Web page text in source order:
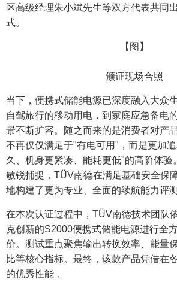
区高级经理朱小斌先生等双方代表共同
式。
【图】
颁证现场合照
当下，便携式储能电源已深度融入大众
自驾旅行的移动用电，到家庭应急备电
景不断扩容。随之而来的是消费者对产
不再仅仅满足于"有电可用"，而是更加
久、机身更紧凑、能耗更低"的高阶体验
敏锐捕捉，TÜV南德在满足基础安全保
地构建了更为专业、全面的续航能力评
在本次认证过程中，TÜV南德技术团队
克创新的S2000便携式储能电源进行全
价。测试重点聚焦输出转换效率、能量
比等核心指标。最终，该款产品凭借在
的优秀性能，